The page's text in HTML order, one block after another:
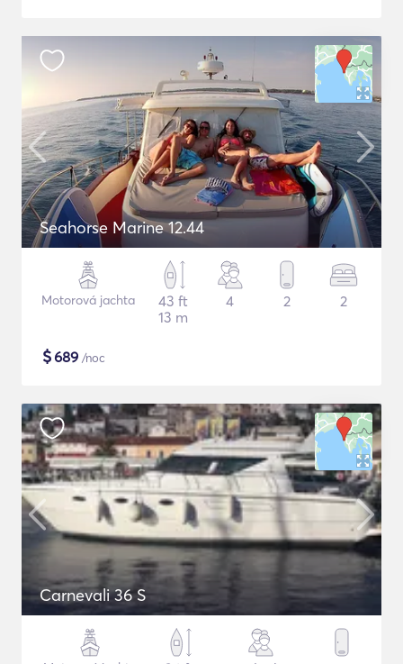
Seahorse Marine 12.44
Motorová jachta
43 ft
13 m
4 2 2
$689 /noc
Carnevali 36 S